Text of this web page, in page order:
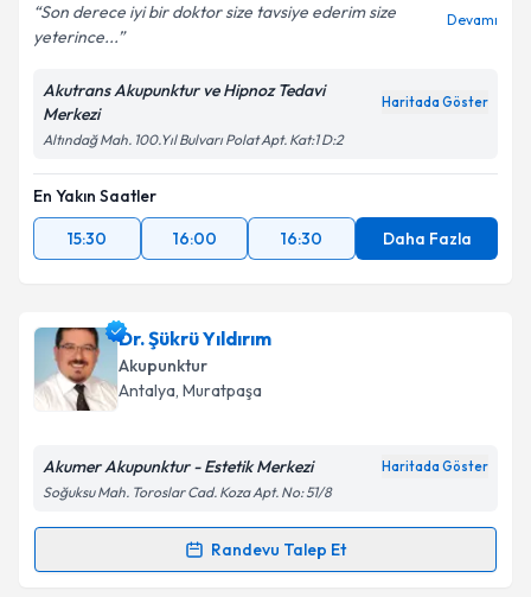
Son derece iyi bir doktor size tavsiye ederim size
yeterince...
Devamı
Akutrans Akupunktur ve Hipnoz Tedavi
Merkezi
Haritada Göster
Altındağ Mah. 100.Yıl Bulvarı Polat Apt. Kat:1 D:2
En Yakın Saatler
15:30
16:00 16:30 Daha Fazla
Dr. Şükrü Yıldırım
Akupunktur
Antalya, Muratpaşa
Akumer Akupunktur - Estetik Merkezi Haritada Göster
Soğuksu Mah. Toroslar Cad. Koza Apt. No: 51/8
Randevu Talep Et
Randevu Takvimi Talebi